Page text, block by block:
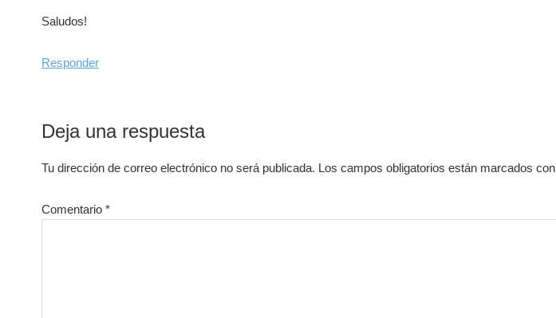
Saludos!
Responder
Deja una respuesta
Tu dirección de correo electrónico no será publicada. Los campos obligatorios están marcados con
Comentario *